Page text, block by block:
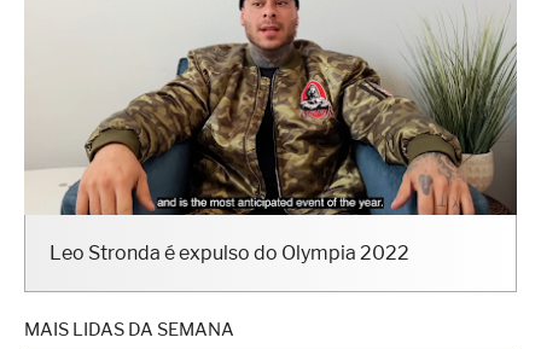
Leo Stronda é expulso do Olympia 2022
MAIS LIDAS DA SEMANA